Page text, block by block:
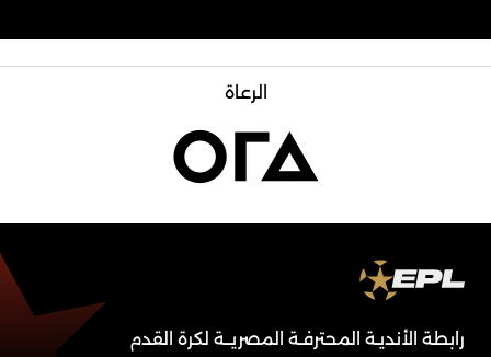
الرعاة
رابطة الأنديـة المحترفـة المصريــة لكرة القدم